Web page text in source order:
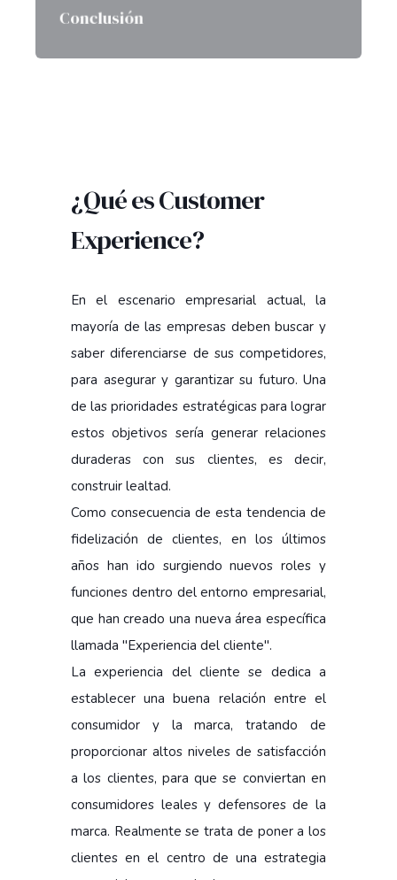
Conclusión
¿Qué es Customer
Experience?
En el escenario empresarial actual, la
mayoría de las empresas deben buscar y
saber diferenciarse de sus competidores,
para asegurar y garantizar su futuro. Una
de las prioridades estratégicas para lograr
estos objetivos sería generar relaciones
duraderas con sus clientes, es decir,
construir lealtad.
Como consecuencia de esta tendencia de
fidelización de clientes, en los últimos
años han ido surgiendo nuevos roles y
funciones dentro del entorno empresarial,
que han creado una nueva área específica
llamada "Experiencia del cliente".
La experiencia del cliente se dedica a
establecer una buena relación entre el
consumidor y la marca, tratando de
proporcionar altos niveles de satisfacción
a los clientes, para que se conviertan en
consumidores leales y defensores de la
marca. Realmente se trata de poner a los
clientes en el centro de una estrategia